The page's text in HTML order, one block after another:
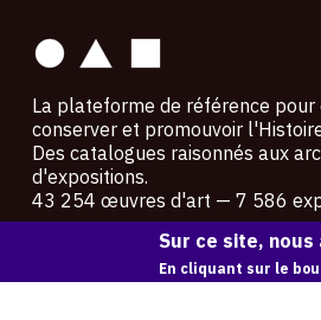
La plateforme de référence pour
conserver et promouvoir
Des catalogues raisonnés aux
d'expositions.
43 254 œuvres d'art — 7 586
Copyright © OAM 2026. Tous droits
Sur ce site,
En cliquant sur le